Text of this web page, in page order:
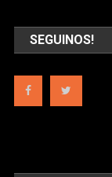
SEGUINOS!